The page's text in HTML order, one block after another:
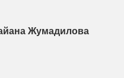
Жумадилова